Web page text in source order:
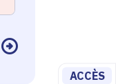
ACCÈS